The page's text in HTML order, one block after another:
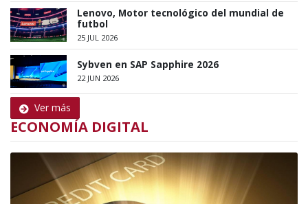
Lenovo, Motor tecnológico del mundial de
futbol
25 JUL 2026
Sybven en SAP Sapphire 2026
22 JUN 2026
Ver más
ECONOMÍA DIGITAL